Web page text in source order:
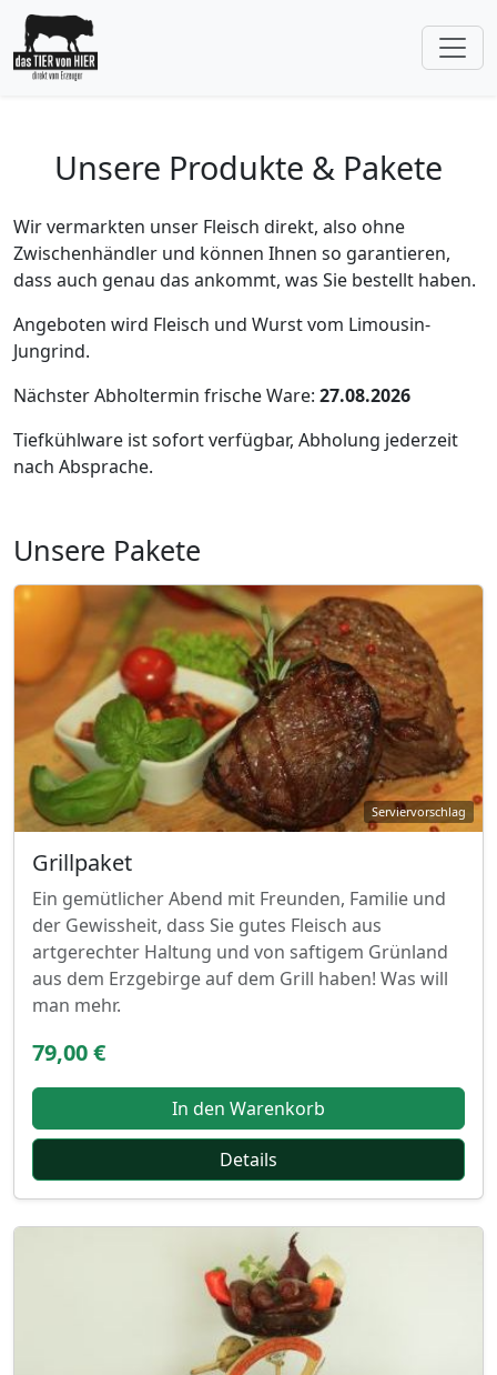
Unsere Produkte & Pakete
Wir vermarkten unser Fleisch direkt, also ohne
Zwischenhändler und können Ihnen so garantieren,
dass auch genau das ankommt, was Sie bestellt haben.
Angeboten wird Fleisch und Wurst vom Limousin-
Jungrind.
Nächster Abholtermin frische Ware: 27.08.2026
Tiefkühlware ist sofort verfügbar, Abholung jederzeit
nach Absprache.
Unsere Pakete
Grillpaket
Ein gemütlicher Abend mit Freunden, Familie und
der Gewissheit, dass Sie gutes Fleisch aus
artgerechter Haltung und von saftigem Grünland
aus dem Erzgebirge auf dem Grill haben! Was will
man mehr.
79,00 €
In den Warenkorb
Details